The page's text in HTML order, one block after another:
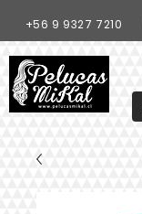
+56 9 9327 7210